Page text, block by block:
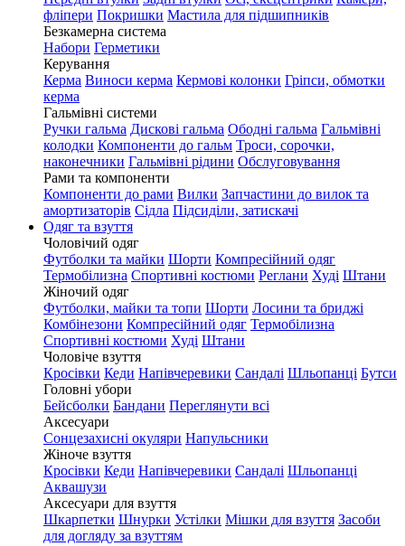
фліпери Покришки Мастила для підшипників
Безкамерна система
Набори Герметики
Керування
Керма Виноси керма Кермові колонки Гріпси, обмотки
керма
Гальмівні системи
Ручки гальма Дискові гальма Ободні гальма Гальмівні
колодки Компоненти до гальм Троси, сорочки,
наконечники Гальмівні рідини Обслуговування
Рами та компоненти
Компоненти до рами Вилки Запчастини до вилок та
амортизаторів Сідла Підсиділи, затискачі
Одяг та взуття
Чоловічий одяг
Футболки та майки Шорти Компресійний одяг
Термобілизна Спортивні костюми Реглани Худі Штани
Жіночий одяг
Футболки, майки та топи Шорти Лосини та бриджі
Комбінезони Компресійний одяг Термобілизна
Спортивні костюми Худі Штани
Чоловіче взуття
Кросівки Кеди Напівчеревики Сандалі Шльопанці Бутси
Головні убори
Бейсболки Бандани Переглянути всі
Аксесуари
Сонцезахисні окуляри Напульсники
Жіноче взуття
Кросівки Кеди Напівчеревики Сандалі Шльопанці
Аквашузи
Аксесуари для взуття
Шкарпетки Шнурки Устілки Мішки для взуття Засоби
для догляду за взуттям